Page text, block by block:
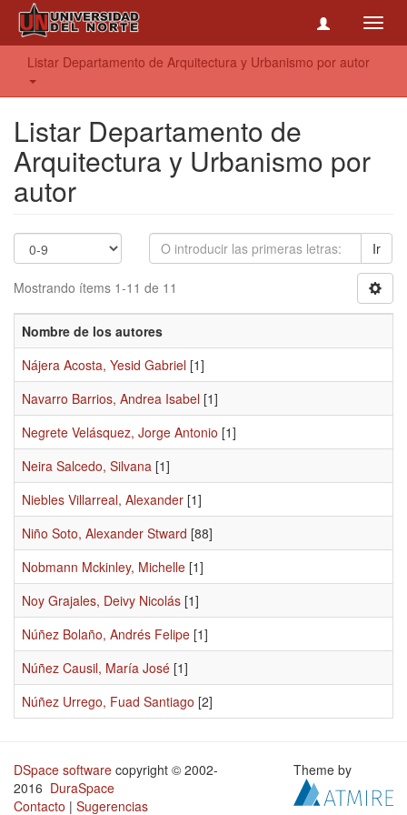
Listar Departamento de Arquitectura y Urbanismo por autor
Listar Departamento de
Arquitectura y Urbanismo por
autor
Ir
Mostrando ítems 1-11 de 11
Nombre de los autores
Nájera Acosta, Yesid Gabriel [1]
Navarro Barrios, Andrea Isabel [1]
Negrete Velásquez, Jorge Antonio [1]
Neira Salcedo, Silvana [1]
Niebles Villarreal, Alexander [1]
Niño Soto, Alexander Stward [88]
Nobmann Mckinley, Michelle [1]
Noy Grajales, Deivy Nicolás [1]
Núñez Bolaño, Andrés Felipe [1]
Núñez Causil, María José [1]
Núñez Urrego, Fuad Santiago [2]
DSpace software copyright © 2002-
2016 DuraSpace
Contacto | Sugerencias
Theme by